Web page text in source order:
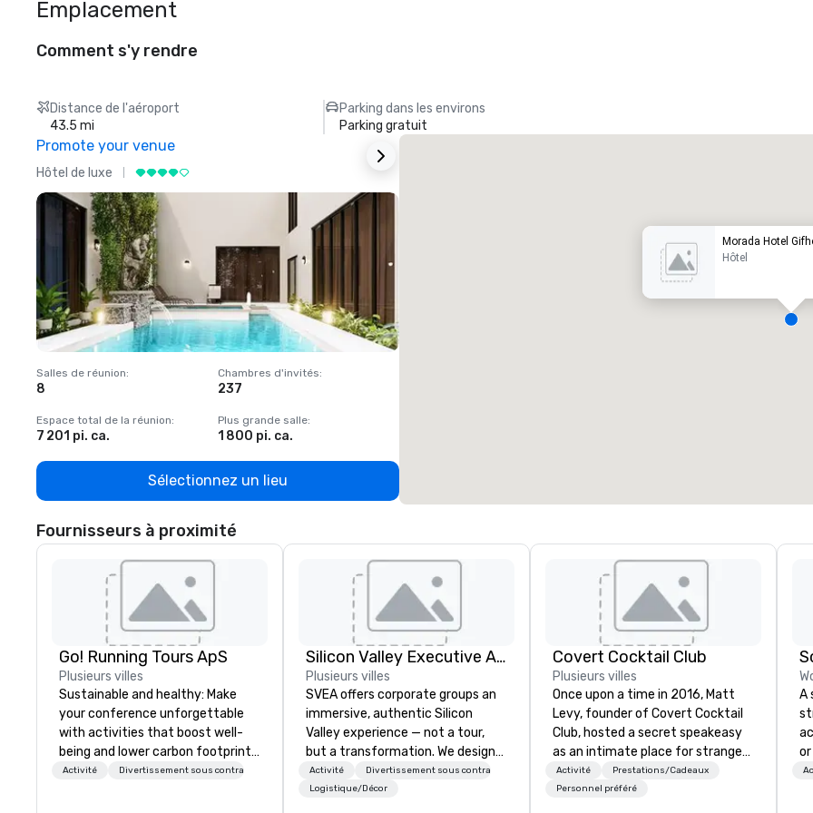
Emplacement
Comment s'y rendre
Distance de l'aéroport
43.5 mi
Parking dans les environs
Parking gratuit
Promote your venue
Hôtel de luxe
Salles de réunion:
8
Chambres d'invités:
237
Espace total de la réunion:
7 201 pi. ca.
Plus grande salle:
1 800 pi. ca.
Sélectionnez un lieu
Morada Hotel
Hôtel
Fournisseurs à proximité
Go! Running Tours ApS
Plusieurs villes
Sustainable and healthy: Make
your conference unforgettable
with activities that boost well-
being and lower carbon footprints.
Explore the world on the run with
Activité Divertissement sous contrat
Silicon Valley Executive Academy
Plusieurs villes
SVEA offers corporate groups an
immersive, authentic Silicon
Valley experience — not a tour,
but a transformation. We design
and facilitate custom executive
innovation tours, learning
Activité
Divertissement sous contrat
Logistique/Décor
Covert Cocktail Club
Plusieurs villes
Once upon a time in 2016, Matt
Levy, founder of Covert Cocktail
Club, hosted a secret speakeasy
as an intimate place for strangers
to gather in his home. The only
way to find out about it was via
Activité
Prestations/Cadeaux
Personnel préféré
A